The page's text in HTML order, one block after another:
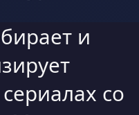
и
со